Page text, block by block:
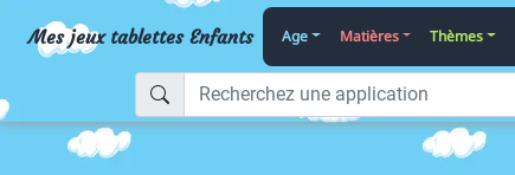
Mes jeux tablettes Enfants Age Matières Thèmes